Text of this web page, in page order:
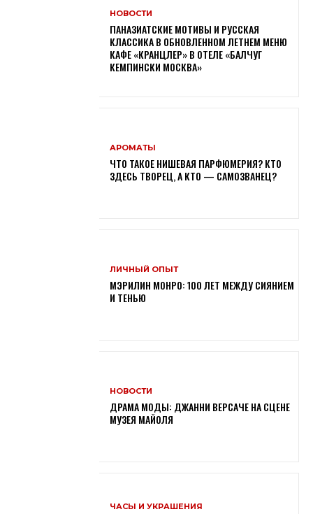
НОВОСТИ
ПАНАЗИАТСКИЕ МОТИВЫ И РУССКАЯ
КЛАССИКА В ОБНОВЛЕННОМ ЛЕТНЕМ МЕНЮ
КАФЕ «КРАНЦЛЕР» В ОТЕЛЕ «БАЛЧУГ
КЕМПИНСКИ МОСКВА»
АРОМАТЫ
ЧТО ТАКОЕ НИШЕВАЯ ПАРФЮМЕРИЯ? КТО
ЗДЕСЬ ТВОРЕЦ, А КТО — САМОЗВАНЕЦ?
ЛИЧНЫЙ ОПЫТ
МЭРИЛИН МОНРО: 100 ЛЕТ МЕЖДУ СИЯНИЕМ
И ТЕНЬЮ
НОВОСТИ
ДРАМА МОДЫ: ДЖАННИ ВЕРСАЧЕ НА СЦЕНЕ
МУЗЕЯ МАЙОЛЯ
ЧАСЫ И УКРАШЕНИЯ